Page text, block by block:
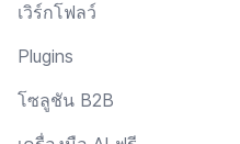
เวิร์กโฟลว์
Plugins
โซลูชัน B2B